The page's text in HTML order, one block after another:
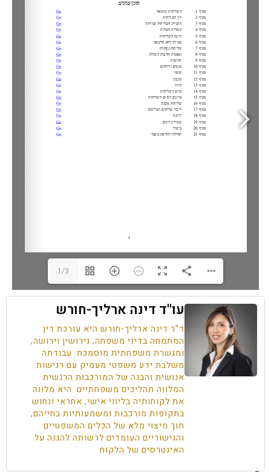
1/3
עו''ד דינה ארליך-חורש
ד”ר דינה ארליך-חורש היא עורכת דין
המתמחה בדיני משפחה, גירושין וירושה,
ומגשרת משפחתית מוסמכת. עבודתה
משלבת ידע משפטי מעמיק עם רגישות
אנושית והבנה של המורכבות הרגשית
המלווה תהליכים משפחתיים. היא מלווה
את לקוחותיה בליווי אישי, אחראי ונחוש
בתקופות מורכבות ומשמעותיות בחייהם,
תוך מיצוי מלא של הכלים המשפטיים
והגישוריים העומדים לרשותה להגנה על
האינטרסים של הלקוח